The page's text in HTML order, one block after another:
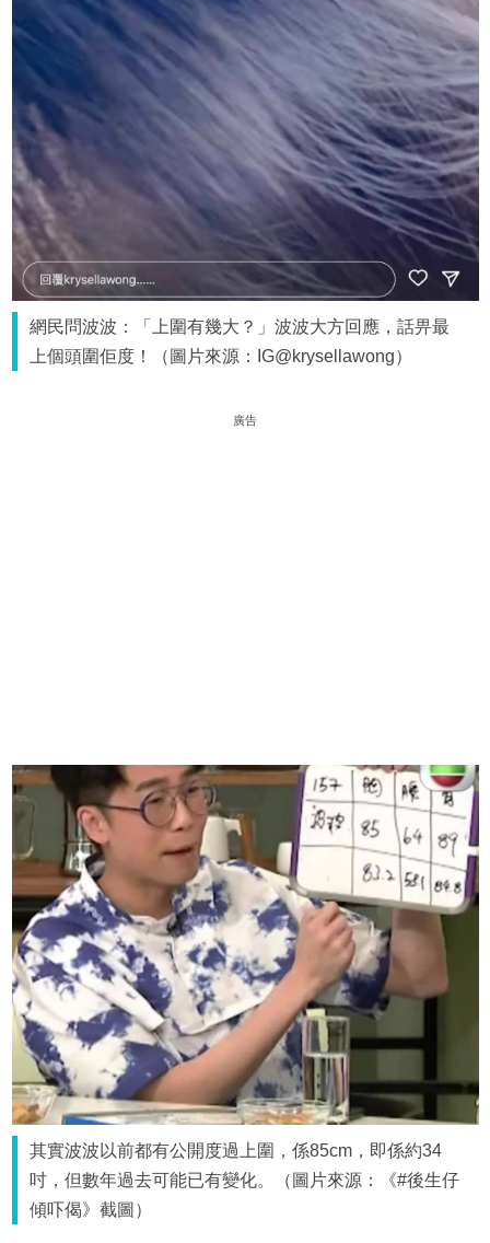
網民問波波：「上圍有幾大？」波波大方回應，話畀最
上個頭圍佢度！（圖片來源：IG@krysellawong）
廣告
其實波波以前都有公開度過上圍，係85cm，即係約34
吋，但數年過去可能已有變化。（圖片來源：《#後生仔
傾吓偈》截圖）